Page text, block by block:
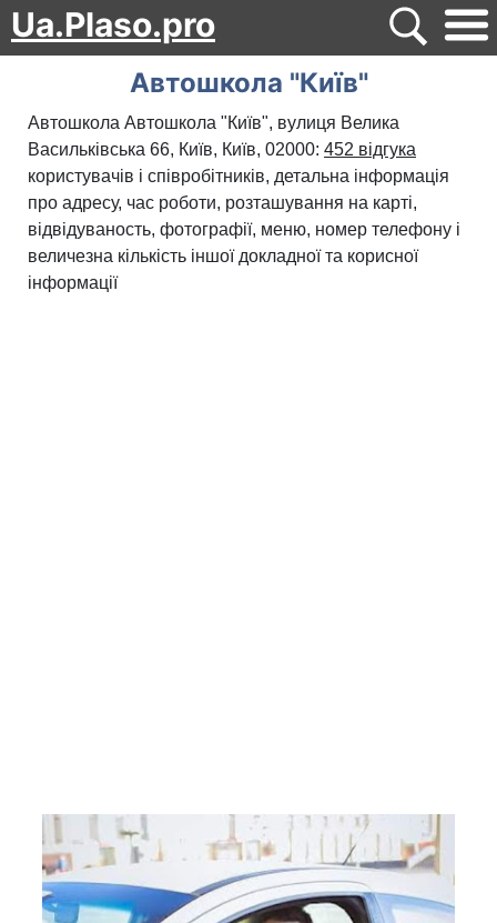
Ua.Plaso.pro
Автошкола "Київ"
Автошкола Автошкола "Київ", вулиця Велика
Васильківська 66, Київ, Київ, 02000: 452 відгука
користувачів і співробітників, детальна інформація
про адресу, час роботи, розташування на карті,
відвідуваность, фотографії, меню, номер телефону і
величезна кількість іншої докладної та корисної
інформації